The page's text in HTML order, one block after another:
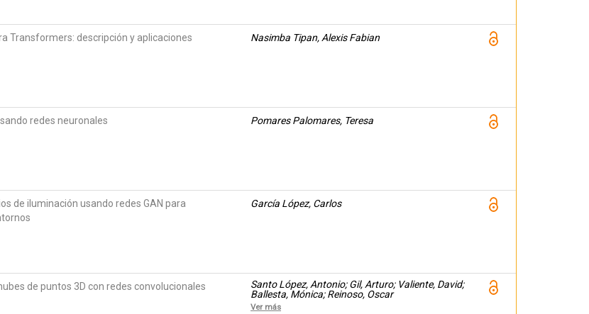
Transformers: descripción y aplicaciones Nasimba Tipan, Alexis Fabian
redes neuronales Pomares Palomares, Teresa
de iluminación usando redes GAN para
García López, Carlos
de puntos 3D con redes convolucionales
Santo López, Antonio; Gil, Arturo; Valiente, David;
Ballesta, Mónica; Reinoso, Oscar
Ver más